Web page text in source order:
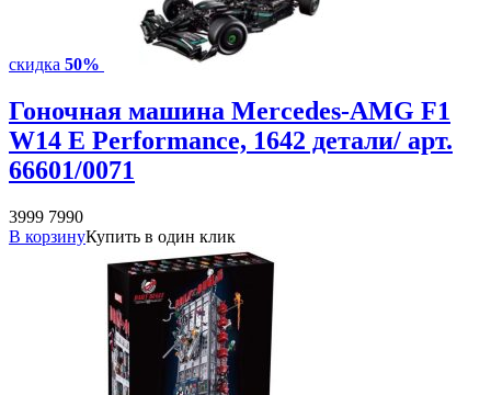
скидка 50%
Гоночная машина Mercedes-AMG F1
W14 E Performance, 1642 детали/ арт.
66601/0071
3999 7990
В корзинуКупить в один клик